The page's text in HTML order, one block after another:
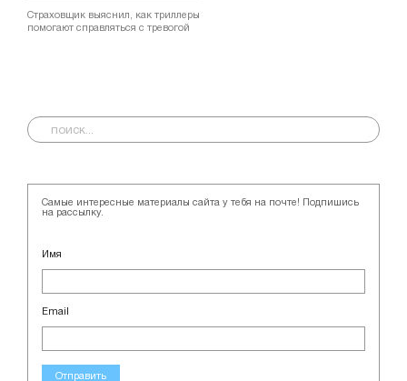
Страховщик выяснил, как триллеры
помогают справляться с тревогой
Самые интересные материалы сайта у тебя на почте! Подпишись
на рассылку.
Имя
Email
Отправить